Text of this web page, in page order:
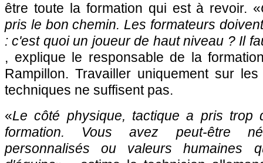
être toute la formation qui est à revoir. «
pris le bon chemin. Les formateurs
: c'est quoi un joueur de haut niveau ? Il
, explique le responsable de la
Rampillon. Travailler uniquement sur
techniques ne suffisent pas.
«Le côté physique, tactique a pris trop
formation. Vous avez peut-être
personnalisés ou valeurs humaines